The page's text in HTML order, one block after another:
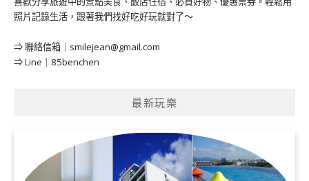
照片記錄生活，跟著我們找好吃好玩就對了～
⇒ 聯絡信箱｜ smilejean@gmail.com
⇒ Line｜85benchen
最新玩樂